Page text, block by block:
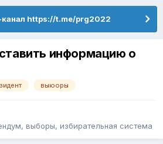
https://t.me/prg2022
информацию о
выюоры
выборы, избирательная система